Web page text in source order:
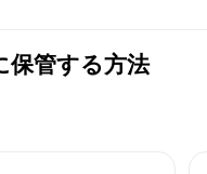
保管する方法